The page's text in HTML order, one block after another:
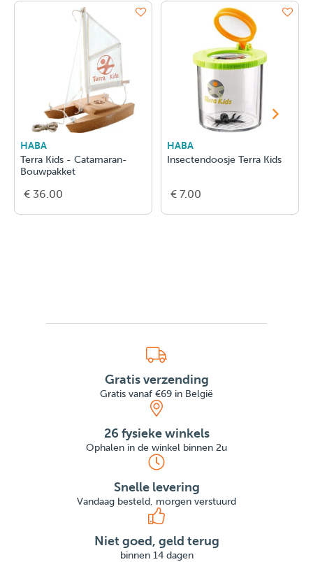
HABA
Terra Kids - Catamaran-
Bouwpakket
€ 36.00
HABA
Insectendoosje Terra Kids
€ 7.00
Gratis verzending
Gratis vanaf €69 in België
26 fysieke winkels
Ophalen in de winkel binnen 2u
Snelle levering
Vandaag besteld, morgen verstuurd
Niet goed, geld terug
binnen 14 dagen